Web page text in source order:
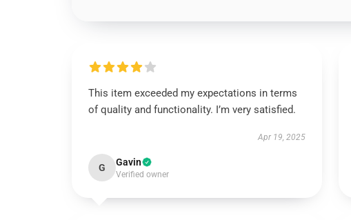
This item exceeded my expectations in terms
of quality and functionality. I’m very satisfied.
Apr 19, 2025
G Gavin
Verified owner